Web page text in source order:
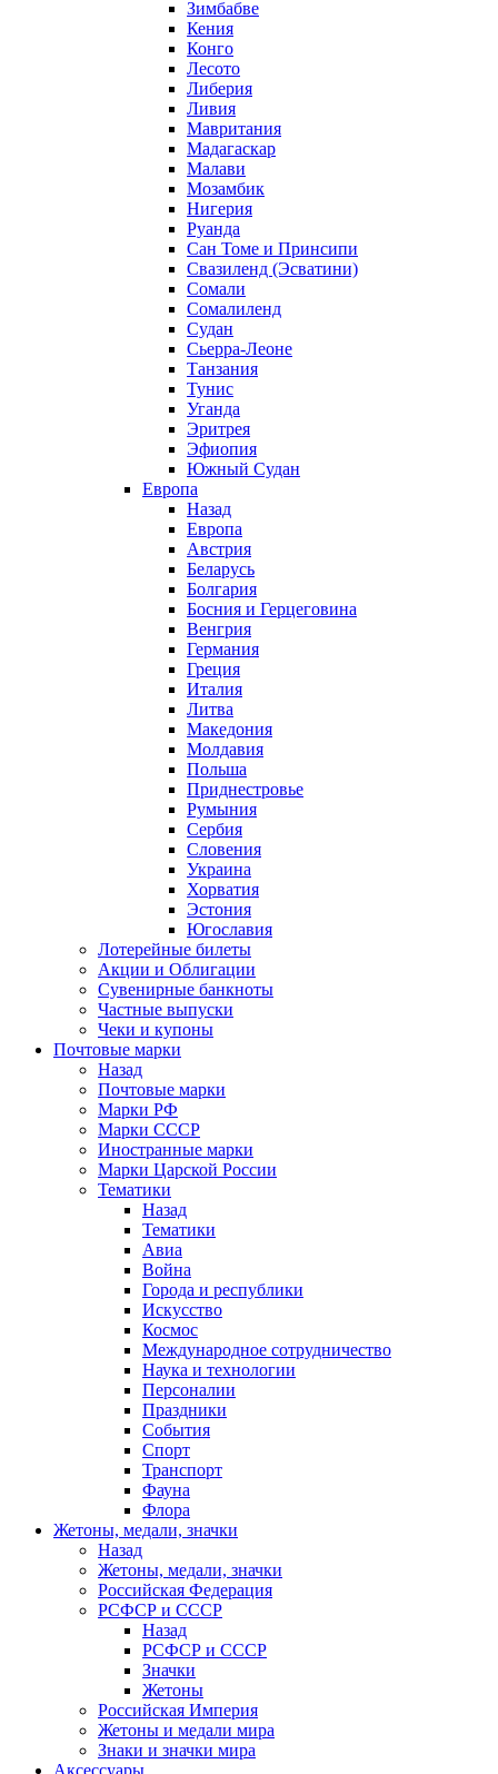
Зимбабве
Кения
Конго
Лесото
Либерия
Ливия
Мавритания
Мадагаскар
Малави
Мозамбик
Нигерия
Руанда
Сан Томе и Принсипи
Свазиленд (Эсватини)
Сомали
Сомалиленд
Судан
Сьерра-Леоне
Танзания
Тунис
Уганда
Эритрея
Эфиопия
Южный Судан
Европа
Назад
Европа
Австрия
Беларусь
Болгария
Босния и Герцеговина
Венгрия
Германия
Греция
Италия
Литва
Македония
Молдавия
Польша
Приднестровье
Румыния
Сербия
Словения
Украина
Хорватия
Эстония
Югославия
Лотерейные билеты
Акции и Облигации
Сувенирные банкноты
Частные выпуски
Чеки и купоны
Почтовые марки
Назад
Почтовые марки
Марки РФ
Марки СССР
Иностранные марки
Марки Царской России
Тематики
Назад
Тематики
Авиа
Война
Города и республики
Искусство
Космос
Международное сотрудничество
Наука и технологии
Персоналии
Праздники
События
Спорт
Транспорт
Фауна
Флора
Жетоны, медали, значки
Назад
Жетоны, медали, значки
Российская Федерация
РСФСР и СССР
Назад
РСФСР и СССР
Значки
Жетоны
Российская Империя
Жетоны и медали мира
Знаки и значки мира
Аксессуары